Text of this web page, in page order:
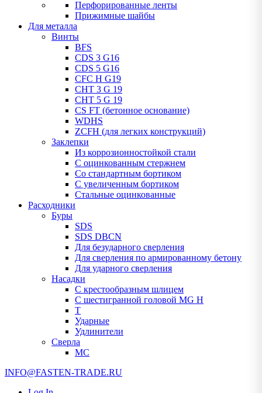
Перфорированные ленты
Прижимные шайбы
Для металла
Винты
BFS
CDS 3 G16
CDS 5 G16
CFC H G19
CHT 3 G 19
CHT 5 G 19
CS FT (бетонное основание)
WDHS
ZCFH (для легких конструкций)
Заклепки
Из коррозионностойкой стали
С оцинкованным стержнем
Со стандартным бортиком
С увеличенным бортиком
Стальные оцинкованные
Расходники
Буры
SDS
SDS DBCN
Для безударного сверления
Для сверления по армированному бетону
Для ударного сверления
Насадки
С крестообразным шлицем
С шестигранной головой MG H
T
Ударные
Удлинители
Сверла
МС
INFO@FASTEN-TRADE.RU